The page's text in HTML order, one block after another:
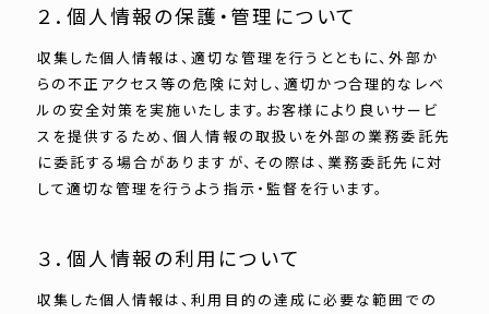
２．個人情報の保護・管理について
収集した個人情報は、適切な管理を行うとともに、外部か
らの不正アクセス等の危険に対し、適切かつ合理的なレベ
ルの安全対策を実施いたします。お客様により良いサービ
スを提供するため、個人情報の取扱いを外部の業務委託先
に委託する場合がありますが、その際は、業務委託先に対
して適切な管理を行うよう指示・監督を行います。
３．個人情報の利用について
収集した個人情報は、利用目的の達成に必要な範囲での